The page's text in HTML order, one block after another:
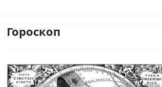
Гороскоп